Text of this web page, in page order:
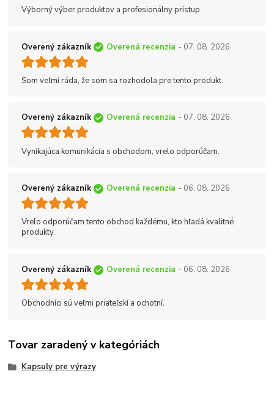
Výborný výber produktov a profesionálny prístup.
Overený zákazník Overená recenzia - 07. 08. 2026
Som veľmi ráda, že som sa rozhodola pre tento produkt.
Overený zákazník Overená recenzia - 07. 08. 2026
Vynikajúca komunikácia s obchodom, vrelo odporúčam.
Overený zákazník Overená recenzia - 06. 08. 2026
Vrelo odporúčam tento obchod každému, kto hľadá kvalitné
produkty.
Overený zákazník Overená recenzia - 06. 08. 2026
Obchodníci sú veľmi priateľskí a ochotní.
Tovar zaradený v kategóriách
Kapsuly pre výrazy